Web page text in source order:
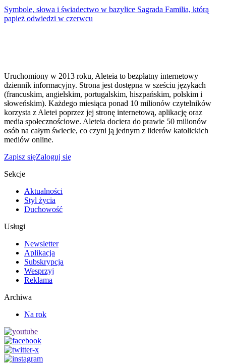
Symbole, słowa i świadectwo w bazylice Sagrada Familia, którą
papież odwiedzi w czerwcu
Uruchomiony w 2013 roku, Aleteia to bezpłatny internetowy
dziennik informacyjny. Strona jest dostępna w sześciu językach
(francuskim, angielskim, portugalskim, hiszpańskim, polskim i
słoweńskim). Każdego miesiąca ponad 10 milionów czytelników
korzysta z Aletei poprzez jej stronę internetową, aplikację oraz
media społecznościowe. Aleteia dociera do prawie 50 milionów
osób na całym świecie, co czyni ją jednym z liderów katolickich
mediów online.
Zapisz sięZaloguj się
Sekcje
Aktualności
Styl życia
Duchowość
Usługi
Newsletter
Aplikacja
Subskrypcja
Wesprzyj
Reklama
Archiwa
Na rok